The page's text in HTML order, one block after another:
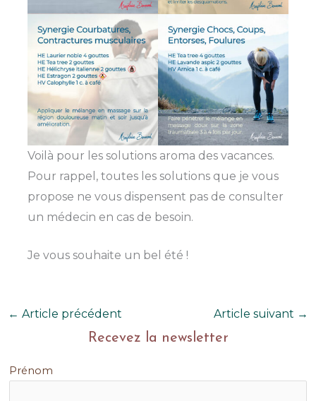
Voilà pour les solutions aroma des vacances.
Pour rappel, toutes les solutions que je vous
propose ne vous dispensent pas de consulter
un médecin en cas de besoin.
Je vous souhaite un bel été !
← Article précédent Article suivant →
Recevez la newsletter
Prénom